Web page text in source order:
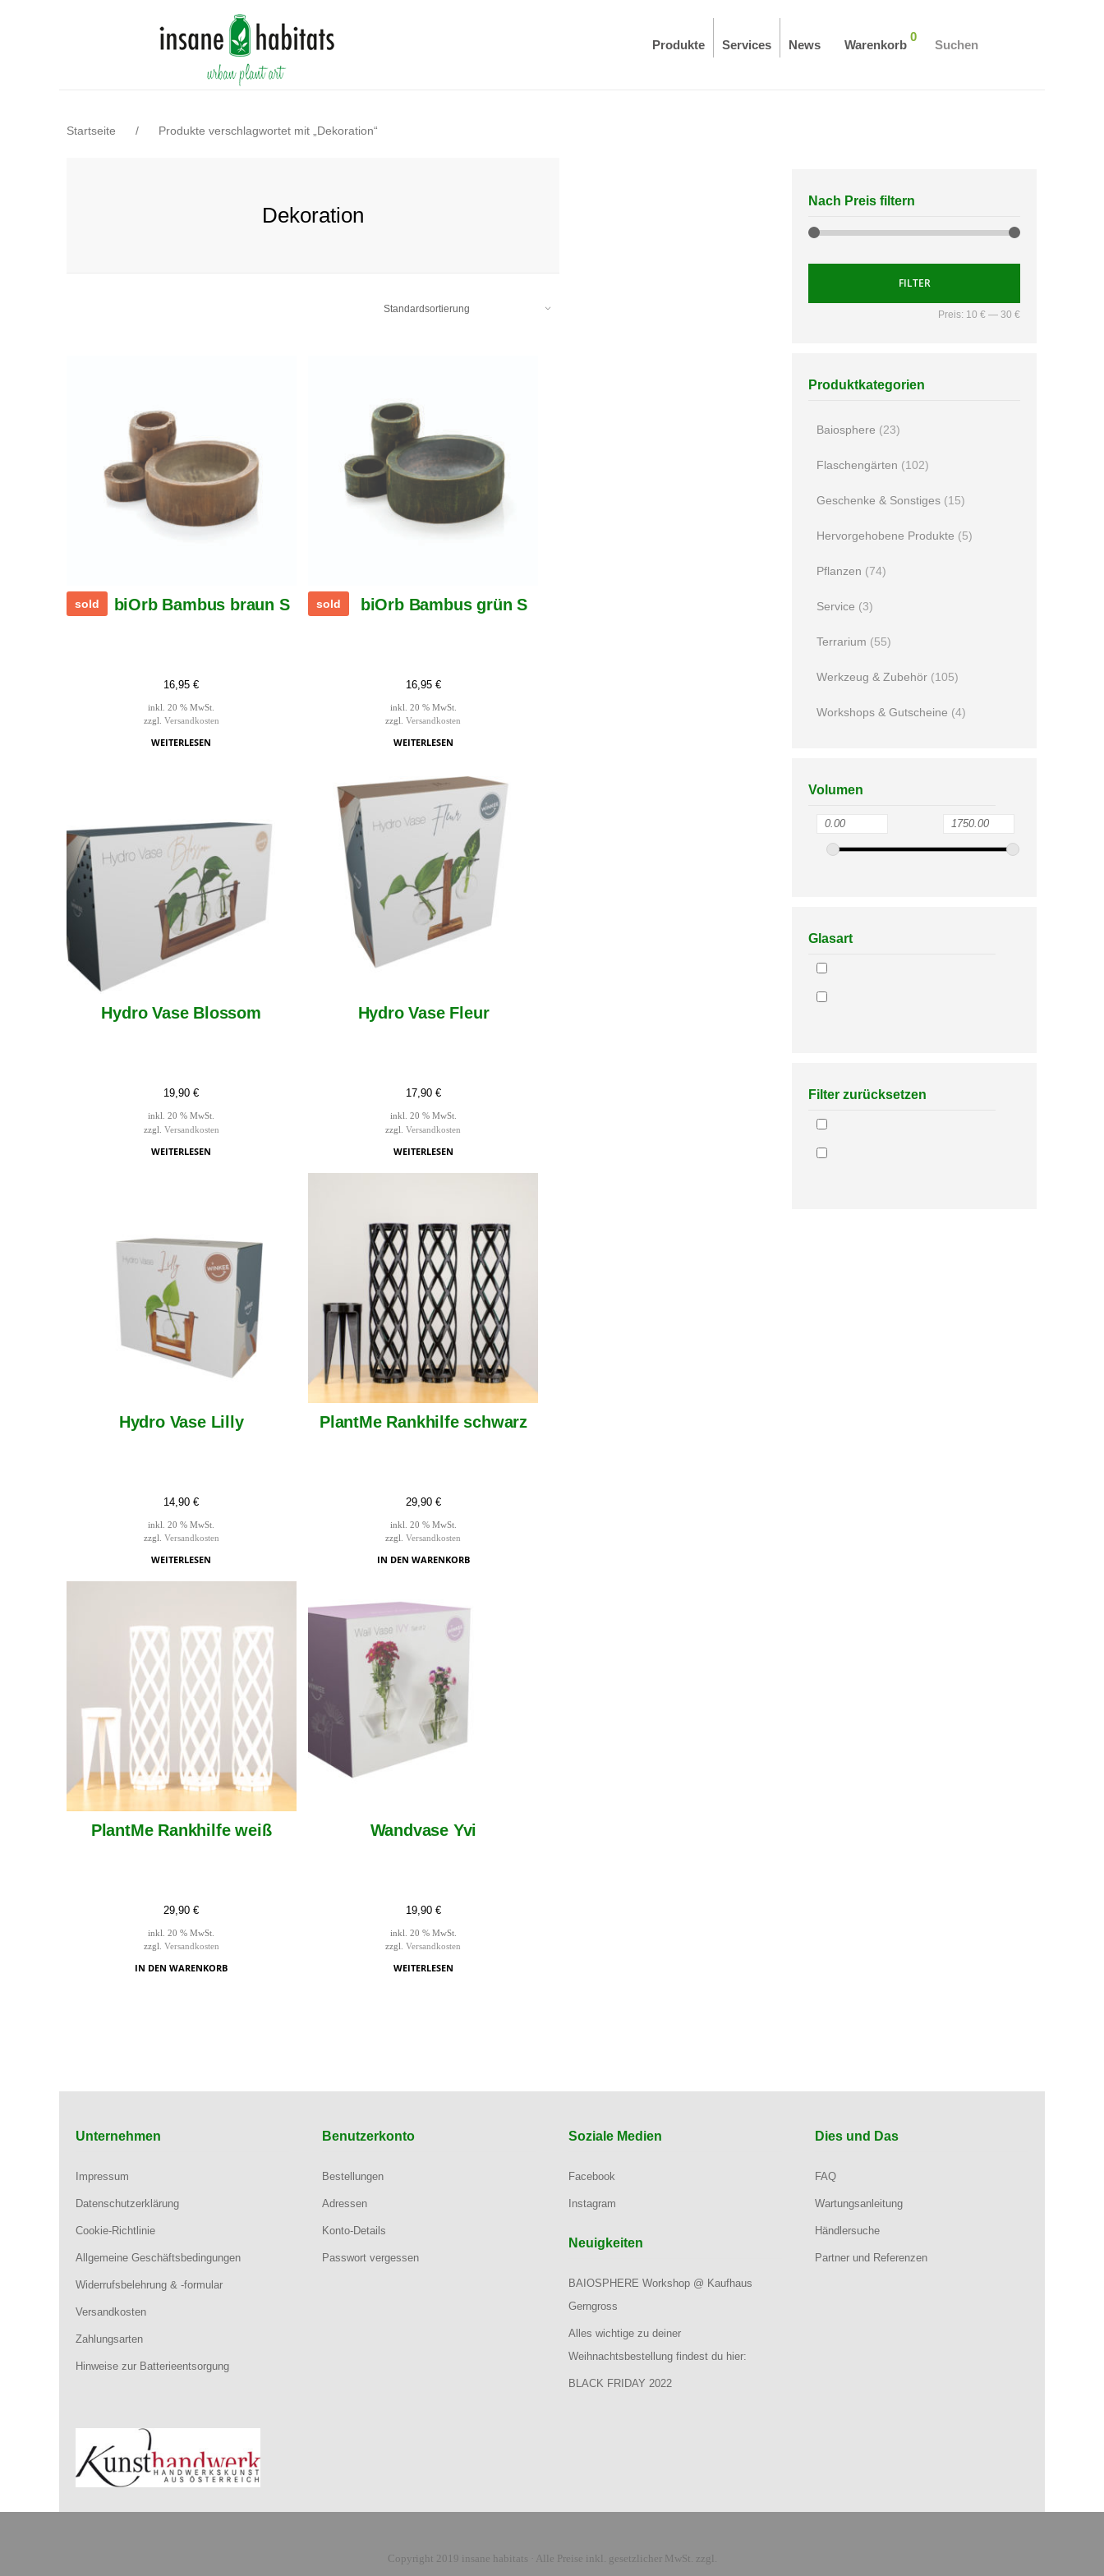
Suchen
Warenkorb
0
Produkte Services News
Startseite / Produkte verschlagwortet mit „Dekoration“
Dekoration
sold biOrb Bambus braun S
16,95€
inkl. 20 % MwSt.
zzgl. Versandkosten
WEITERLESEN
sold biOrb Bambus grün S
16,95 €
inkl. 20 % MwSt.
zzgl. Versandkosten
WEITERLESEN
Hydro Vase Blossom
19,90€
inkl. 20 % MwSt.
zzgl. Versandkosten
WEITERLESEN
Hydro Vase Fleur
17,90 €
inkl. 20 % MwSt.
zzgl.Versandkosten
WEITERLESEN
Hydro Vase Lilly
14,90€
inkl. 20 % MwSt.
zzgl. Versandkosten
WEITERLESEN
PlantMe Rankhilfe schwarz
29,90 €
inkl. 20 % MwSt.
zzgl.Versandkosten
IN DEN WARENKORB
PlantMe Rankhilfe weiß
29,90€
inkl. 20 % MwSt.
zzgl. Versandkosten
IN DEN WARENKORB
Wandvase Yvi
19,90 €
inkl. 20 % MwSt.
zzgl.Versandkosten
WEITERLESEN
Nach Preis filtern
FILTER
Preis: 10 € —30 €
Produktkategorien
Baiosphere (23)
Flaschengärten (102)
Geschenke & Sonstiges (15)
Hervorgehobene Produkte (5)
Pflanzen (74)
Service (3)
Terrarium (55)
Werkzeug & Zubehör (105)
Workshops & Gutscheine (4)
Volumen
Glasart
Filter zurücksetzen
Unternehmen
Impressum
Datenschutzerklärung
Cookie-Richtlinie
Allgemeine Geschäftsbedingungen
Widerrufsbelehrung & -formular
Versandkosten
Zahlungsarten
Hinweise zur Batterieentsorgung
Benutzerkonto
Bestellungen
Adressen
Konto-Details
Passwort vergessen
Soziale Medien
Facebook
Instagram
Neuigkeiten
BAIOSPHERE Workshop @ Kaufhaus
Gerngross
Alles wichtige zu deiner
Weihnachtsbestellung findest du hier:
BLACK FRIDAY 2022
Dies und Das
FAQ
Wartungsanleitung
Händlersuche
Partner und Referenzen
Copyright 2019 insane habitats · Alle Preise inkl. gesetzlicher MwSt. zzgl.